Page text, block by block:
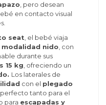
, pero desean
en contacto visual
seat , el bebé viaja
modalidad nido , con
durante sus
15 kg , ofreciendo un
Los laterales de
con el plegado
tanto para el
para escapadas y